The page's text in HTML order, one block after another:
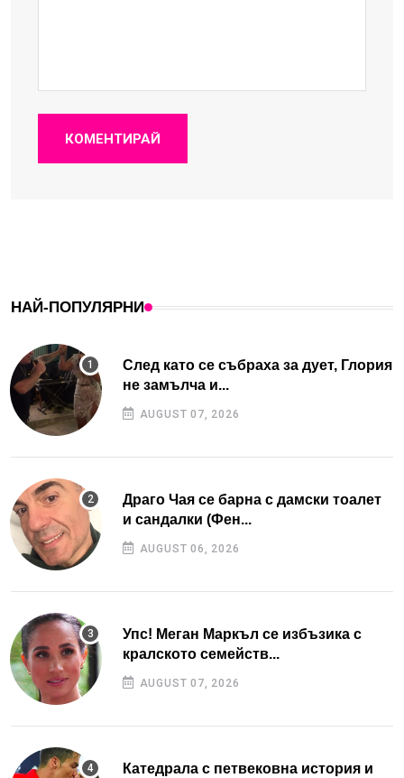
КОМЕНТИРАЙ
НАЙ-ПОПУЛЯРНИ
След като се събраха за дует, Глория
не замълча и...
AUGUST 07, 2026
Драго Чая се барна с дамски тоалет
и сандалки (Фен...
AUGUST 06, 2026
Упс! Меган Маркъл се избъзика с
кралското семейств...
AUGUST 07, 2026
Катедрала с петвековна история и